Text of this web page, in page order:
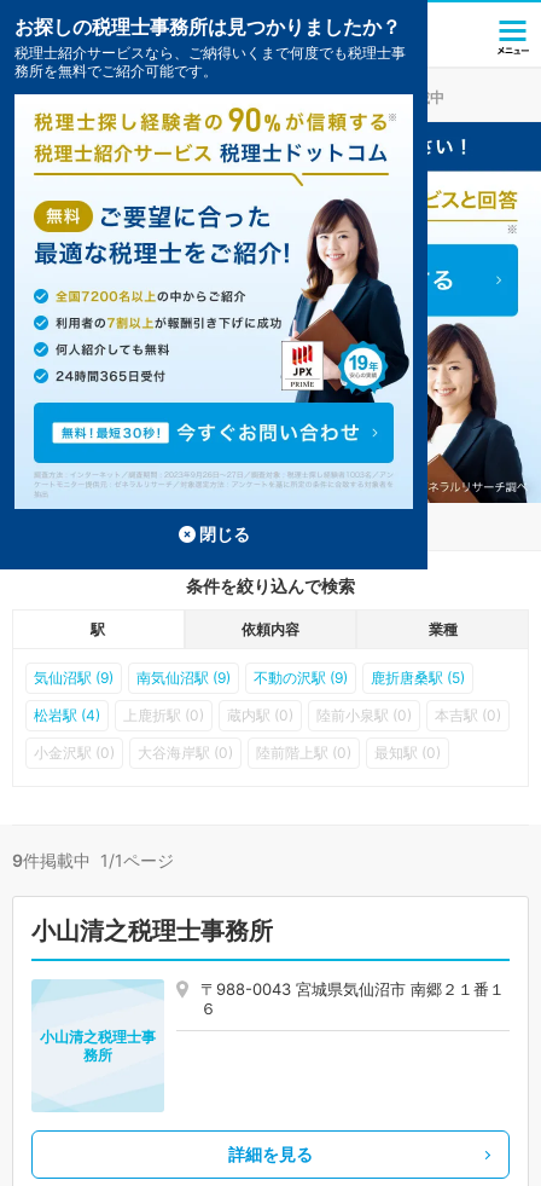
気仙沼の税理士・会計事務所の一覧9件掲載中
気仙沼の事務所が9件見つかりました。
条件を絞り込んで検索
駅 依頼内容 業種
気仙沼駅 (9) 南気仙沼駅 (9) 不動の沢駅 (9) 鹿折唐桑駅 (5)
松岩駅 (4) 上鹿折駅 (0) 蔵内駅 (0) 陸前小泉駅 (0) 本吉駅 (0)
小金沢駅 (0) 大谷海岸駅 (0) 陸前階上駅 (0) 最知駅 (0)
9件掲載中 1/1ページ
小山清之税理士事務所
〒988-0043 宮城県気仙沼市 南郷２１番１
６
小山清之税理士事
務所
詳細を見る
お探しの税理士事務所は見つかりましたか？
税理士紹介サービスなら、ご納得いくまで何度でも税理士事
務所を無料でご紹介可能です。
閉じる